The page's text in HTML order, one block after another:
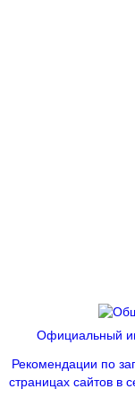
Официальный
Рекомендации по
страницах сайтов в